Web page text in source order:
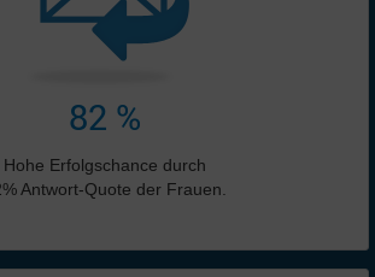
82 %
Hohe Erfolgschance durch
Antwort-Quote der Frauen.